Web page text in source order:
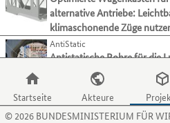
Nutzen
die
Zugriffstaste
zum
Menüpunkt
für
Produkte
Hauptkategorie
Technologiefeld
Hauptkategorie
Fertigungsverfahren
Hauptkategorie
Material
Hauptkategorie
Branche
alternative Antriebe:
klimaschonende Züge
AntiStatic
Antistatische Rohre für die
Verbundwerkstoffe ersetzen
AutoBeam
Pulverbettschmelzen mit
Startseite
Akteure
© 2026 BUNDESMINISTERIUM FÜR